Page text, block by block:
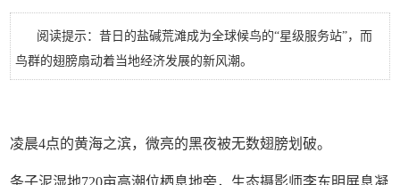
阅读提示：昔日的盐碱荒滩成为全球候鸟的“星级服务站”，而
鸟群的翅膀扇动着当地经济发展的新风潮。
凌晨4点的黄海之滨，微亮的黑夜被无数翅膀划破。
条子泥湿地720亩高潮位栖息地旁，生态摄影师李东明屏息凝